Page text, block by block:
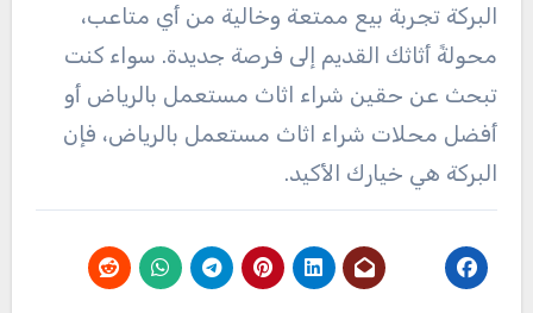
البركة تجربة بيع ممتعة وخالية من أي متاعب،
محولةً أثاثك القديم إلى فرصة جديدة. سواء كنت
تبحث عن حقين شراء اثاث مستعمل بالرياض أو
أفضل محلات شراء اثاث مستعمل بالرياض، فإن
البركة هي خيارك الأكيد.